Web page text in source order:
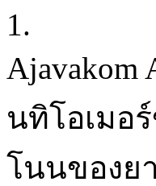
1.
Ajavakom
นทิโอเมอ
โนนของย